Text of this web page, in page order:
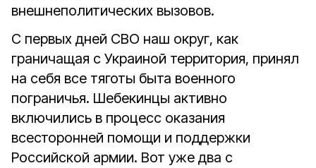
внешнеполитических вызовов.
С первых дней СВО наш округ, как
граничащая с Украиной территория, принял
на себя все тяготы быта военного
пограничья. Шебекинцы активно
включились в процесс оказания
всесторонней помощи и поддержки
Российской армии. Вот уже два с